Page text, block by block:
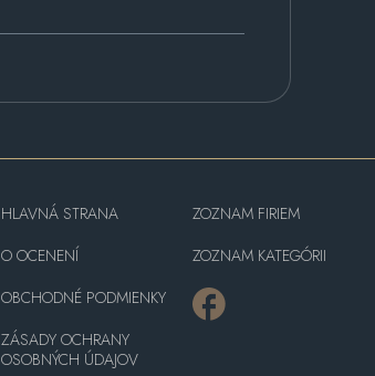
HLAVNÁ STRANA
O OCENENÍ
OBCHODNÉ PODMIENKY
ZÁSADY OCHRANY
OSOBNÝCH ÚDAJOV
ZOZNAM FIRIEM
ZOZNAM KATEGÓRII